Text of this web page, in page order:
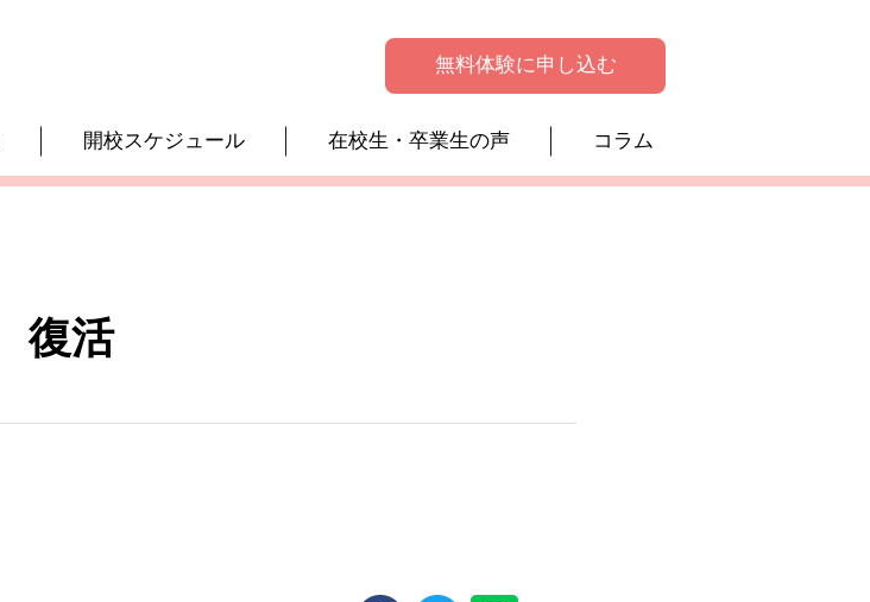
無料体験に申し込む
開校スケジュール 在校生・卒業生の声 コラム
復活